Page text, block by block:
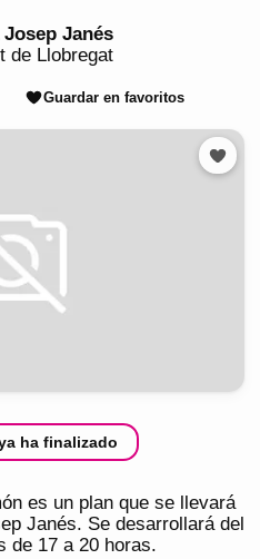
Janés
de Llobregat
Guardar en favoritos
ha finalizado
es un plan que se llevará
Janés. Se desarrollará del
de 17 a 20 horas.